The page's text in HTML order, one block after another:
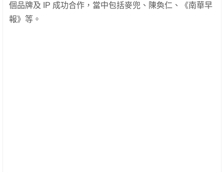
個品牌及 IP 成功合作，當中包括麥兜、陳奐仁、《南華早
報》等。